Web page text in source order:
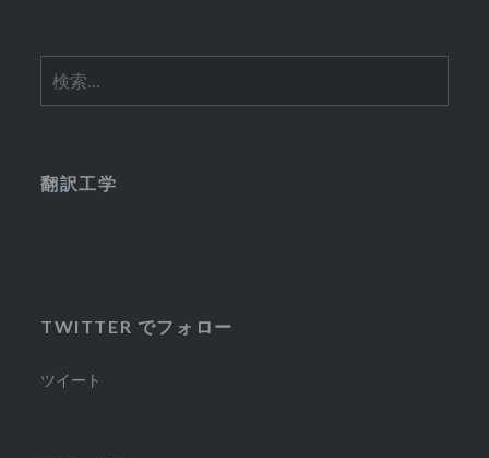
索:
翻訳工学
TWITTER でフォロー
ツイート